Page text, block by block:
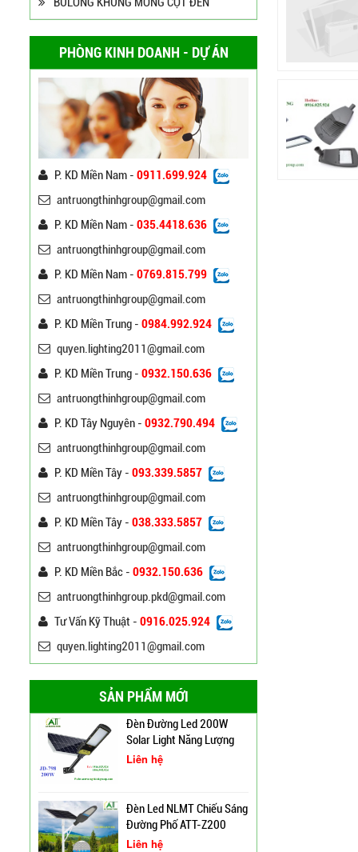
PHÒNG KINH DOANH - DỰ ÁN
P. KD Miền Nam - 0911.699.924
antruongthinhgroup@gmail.com
P. KD Miền Nam - 035.4418.636
antruongthinhgroup@gmail.com
P. KD Miền Nam - 0769.815.799
antruongthinhgroup@gmail.com
P. KD Miền Trung - 0984.992.924
quyen.lighting2011@gmail.com
P. KD Miền Trung - 0932.150.636
antruongthinhgroup@gmail.com
P. KD Tây Nguyên - 0932.790.494
antruongthinhgroup@gmail.com
P. KD Miền Tây - 093.339.5857
antruongthinhgroup@gmail.com
P. KD Miền Tây - 038.333.5857
antruongthinhgroup@gmail.com
P. KD Miền Bắc - 0932.150.636
antruongthinhgroup.pkd@gmail.com
Tư Vấn Kỹ Thuật - 0916.025.924
quyen.lighting2011@gmail.com
SẢN PHẨM MỚI
Cột Đèn Cao Áp Tròn Côn
Cần Đơn Kiểu Đẹp
Liên hệ
Trụ Đèn Chiếu Sáng Cao
Áp Tròn Côn Cần Đôi Kiểu
K212
Liên hệ
Đèn Đường Led Cao Áp
Philips 100W, 150W,
120W ATT
Liên hệ
Đèn Đường Led Chiếu
Sáng 100W 150W Philips
Đèn Led Đường Phố OEM
Philips, Cree 60w 80w
Liên hệ
Bảng Điện Cửa Trụ Đèn
Chiếu Sáng, Trụ Đèn Cao
Đèn Đường Led ATT-
Lượng Mặt Trời
Liên hệ
Đèn Đường Led 200W
Solar Light Năng Lượng
Mặt Trời ATT NLMT 300W
Liên hệ
Đèn Led NLMT Chiếu Sáng
Đường Phố ATT-Z200
Liên hệ